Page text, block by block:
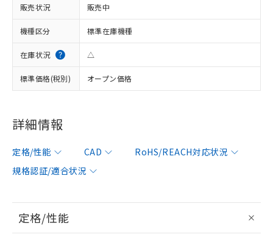
販売状況 販売中
機種区分 標準在庫機種
在庫状況 △
標準価格(税別) オープン価格
詳細情報
定格/性能 CAD
RoHS/REACH対応状況
規格認証/適合状況
定格/性能